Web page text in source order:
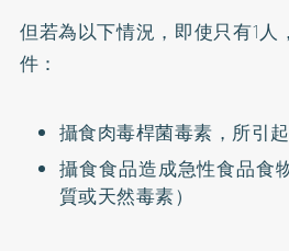
但若為以下情況，即使只有1
件：
攝食肉毒桿菌毒素，所引
攝食食品造成急性食品食
質或天然毒素）